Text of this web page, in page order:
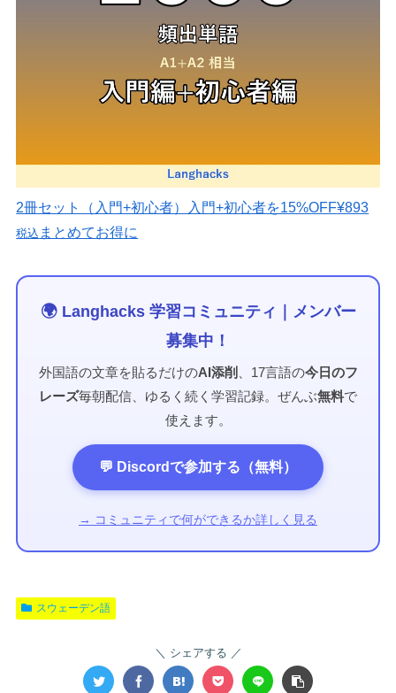
2冊セット（入門+初心者） 入門+初心者を15%OFF¥893
税込 まとめてお得に
🌍 Langhacks 学習コミュニティ｜メンバー
募集中！
外国語の文章を貼るだけのAI添削 、17言語の今日のフ
レーズ毎朝配信、ゆるく続く学習記録。ぜんぶ無料で
使えます。
💬 Discordで参加する（無料）
→ コミュニティで何ができるか詳しく見る
スウェーデン語
シェアする